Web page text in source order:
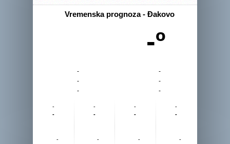
Vremenska prognoza - Đakovo
-º
-
-
-
-
-
-
-
-
-
-
-
-
-
-
-
-
-
-